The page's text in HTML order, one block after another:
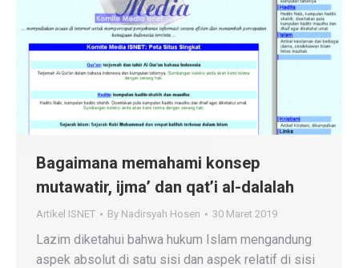
Bagaimana memahami konsep
mutawatir, ijma’ dan qat’i al-dalalah
Artikel ISNET By Nadirsyah Hosen 30 Maret 2019
Lazim diketahui bahwa hukum Islam mengandung
aspek absolut di satu sisi dan aspek relatif di sisi